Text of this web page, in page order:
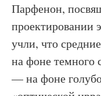
Парфенон,
проектировании
учли, что
на фоне темного
— на фоне